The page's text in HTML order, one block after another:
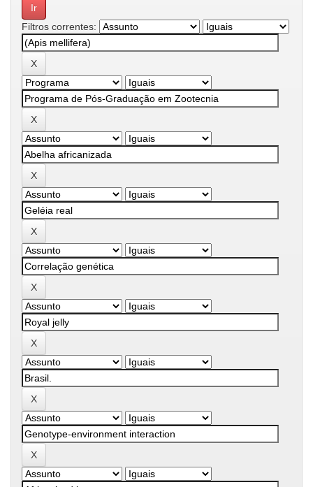
Filtros correntes: